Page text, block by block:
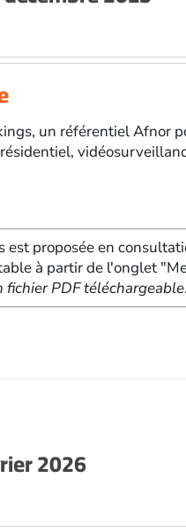
un référentiel Afnor
est proposée en
à partir de l'onglet
PDF téléchargeable.
2026